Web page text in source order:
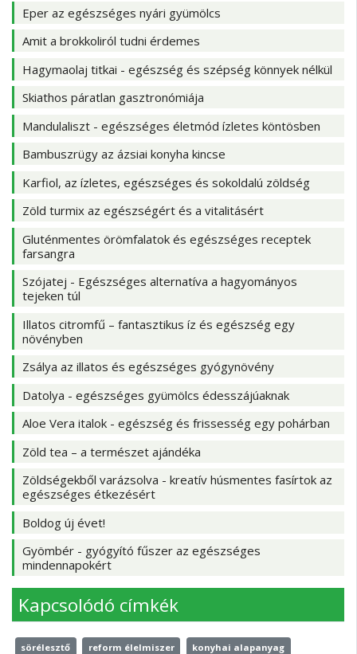
Eper az egészséges nyári gyümölcs
Amit a brokkoliról tudni érdemes
Hagymaolaj titkai - egészség és szépség könnyek nélkül
Skiathos páratlan gasztronómiája
Mandulaliszt - egészséges életmód ízletes köntösben
Bambuszrügy az ázsiai konyha kincse
Karfiol, az ízletes, egészséges és sokoldalú zöldség
Zöld turmix az egészségért és a vitalitásért
Gluténmentes örömfalatok és egészséges receptek
farsangra
Szójatej - Egészséges alternatíva a hagyományos
tejeken túl
Illatos citromfű – fantasztikus íz és egészség egy
növényben
Zsálya az illatos és egészséges gyógynövény
Datolya - egészséges gyümölcs édesszájúaknak
Aloe Vera italok - egészség és frissesség egy pohárban
Zöld tea – a természet ajándéka
Zöldségekből varázsolva - kreatív húsmentes fasírtok az
egészséges étkezésért
Boldog új évet!
Gyömbér - gyógyító fűszer az egészséges
mindennapokért
Kapcsolódó címkék
sörélesztő reform élelmiszer konyhai alapanyag